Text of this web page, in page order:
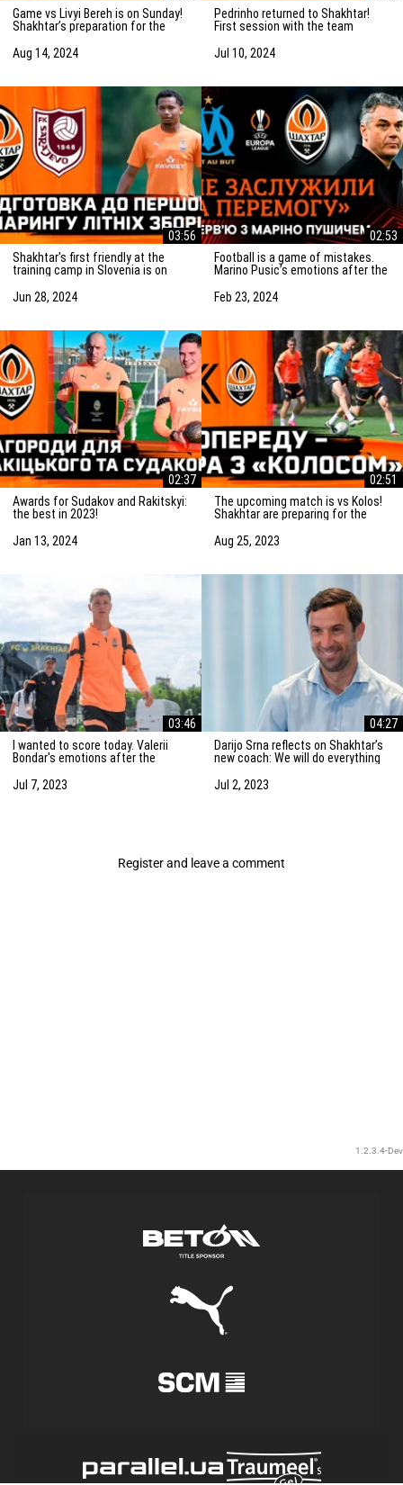
Game vs Livyi Bereh is on Sunday!
Shakhtar’s preparation for the
Aug 14, 2024
Pedrinho returned to Shakhtar!
First session with the team
Jul 10, 2024
03:56
Shakhtar's first friendly at the
training camp in Slovenia is on
match
Jun 28, 2024
02:53
Football is a game of mistakes.
Marino Pusic’s emotions after the
Feb 23, 2024
02:37
Awards for Sudakov and Rakitskyi:
the best in 2023!
Jan 13, 2024
02:51
The upcoming match is vs Kolos!
Shakhtar are preparing for the
Aug 25, 2023
03:46
I wanted to score today. Valerii
Bondar's emotions after the
Alkmaar
Jul 7, 2023
04:27
Darijo Srna reflects on Shakhtar’s
new coach: We will do everything
Jul 2, 2023